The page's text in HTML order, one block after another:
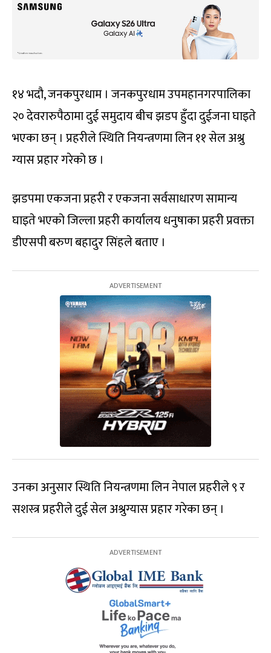
१४ भदौ, जनकपुरधाम । जनकपुरधाम उपमहानगरपालिका
२० देवरारुपैठामा दुई समुदाय बीच झडप हुँदा दुईजना घाइते
भएका छन् । प्रहरीले स्थिति नियन्त्रणमा लिन ११ सेल अश्रु
ग्यास प्रहार गरेको छ ।
झडपमा एकजना प्रहरी र एकजना सर्वसाधारण सामान्य
घाइते भएको जिल्ला प्रहरी कार्यालय धनुषाका प्रहरी प्रवक्ता
डीएसपी बरुण बहादुर सिंहले बताए ।
उनका अनुसार स्थिति नियन्त्रणमा लिन नेपाल प्रहरीले ९ र
सशस्त्र प्रहरीले दुई सेल अश्रुग्यास प्रहार गरेका छन् ।